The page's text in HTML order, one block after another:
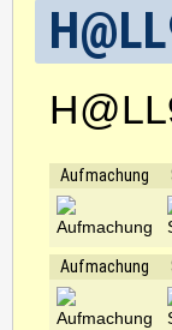
Aufmachung
Aufmachung